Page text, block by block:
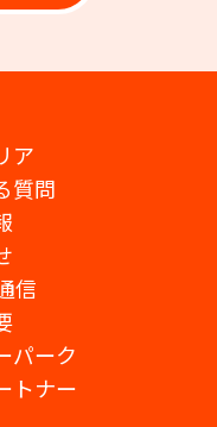
ア
質問
信
パーク
トナー